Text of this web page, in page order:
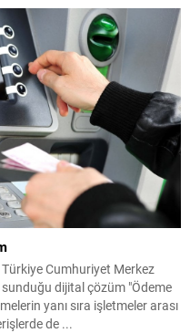
Cumhuriyet Merkez
sunduğu dijital çözüm "Ödeme
yanı sıra işletmeler arası
de ...